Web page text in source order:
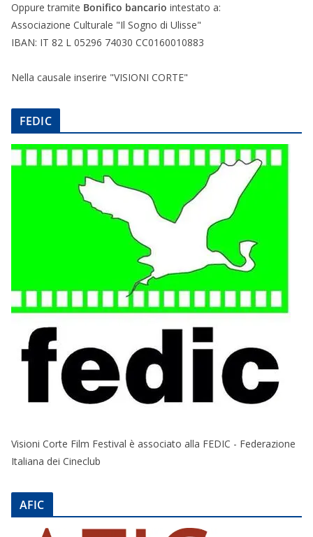
Oppure tramite Bonifico bancario intestato a:
Associazione Culturale "Il Sogno di Ulisse"
IBAN: IT 82 L 05296 74030 CC0160010883
Nella causale inserire "VISIONI CORTE"
FEDIC
Visioni Corte Film Festival è associato alla FEDIC - Federazione
Italiana dei Cineclub
AFIC